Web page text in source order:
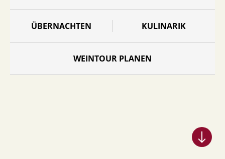
ÜBERNACHTEN KULINARIK
WEINTOUR PLANEN